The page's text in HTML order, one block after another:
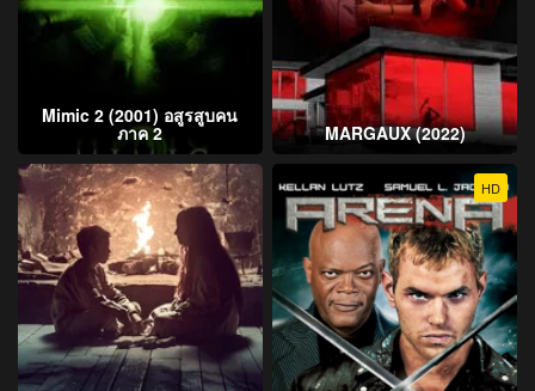
Mimic 2 (2001) อสูรสูบคน
ภาค 2 MARGAUX (2022)
HD